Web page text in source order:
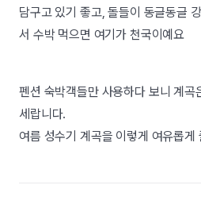
담구고 있기 좋고, 돌들이 동글동글
서 수박 먹으면 여기가 천국이예요
펜션 숙박객들만 사용하다 보니 계곡
세랍니다.
여름 성수기 계곡을 이렇게 여유롭게